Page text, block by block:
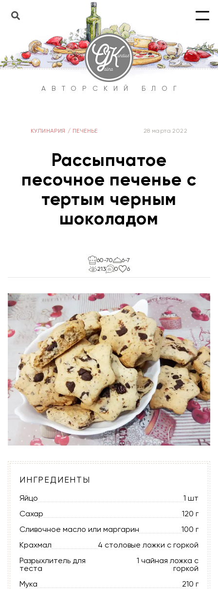
АВТОРСКИЙ БЛОГ
КУЛИНАРИЯ / ПЕЧЕНЬЕ 28 марта 2022
Рассыпчатое
песочное печенье с
тертым черным
шоколадом
60-70
6-7
213
0 6
ИНГРЕДИЕНТЫ
Яйцо
1 шт
Сахар
120 г
Сливочное масло или маргарин
100 г
Крахмал
4 столовые ложки с горкой
Разрыхлитель для
теста
1 чайная ложка с
горкой
Мука
210 г